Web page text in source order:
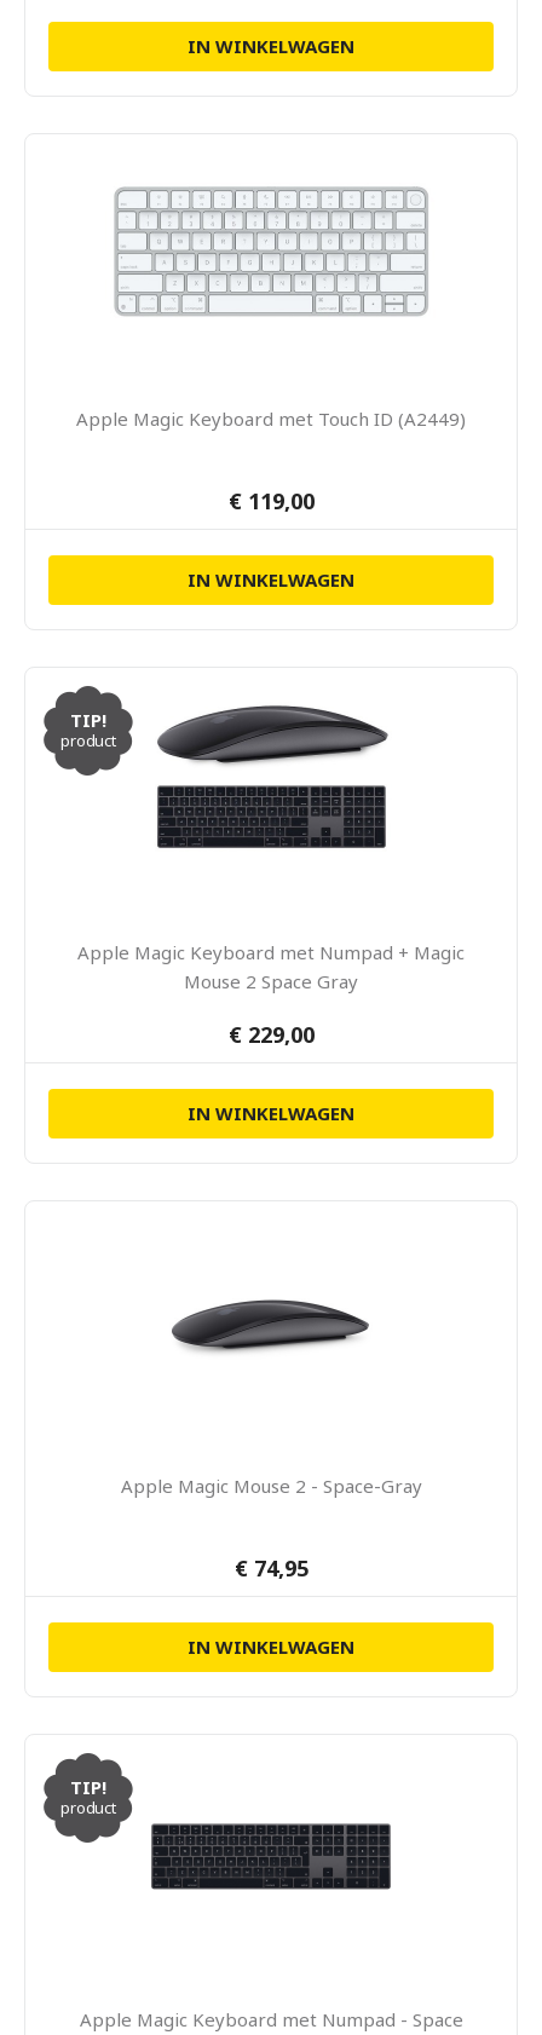
IN WINKELWAGEN
Apple Magic Keyboard met Touch ID (A2449)
€ 119,00
IN WINKELWAGEN
TIP!
product
Apple Magic Keyboard met Numpad + Magic
Mouse 2 Space Gray
€ 229,00
IN WINKELWAGEN
Apple Magic Mouse 2 - Space-Gray
€ 74,95
IN WINKELWAGEN
TIP!
product
Apple Magic Keyboard met Numpad - Space